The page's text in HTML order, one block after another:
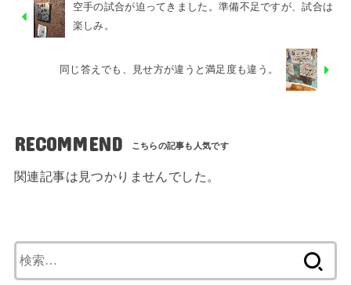
空手の試合が迫ってきました。準備不足ですが、試合は
楽しみ。
同じ答えでも、見せ方が違うと満足度も違う。
RECOMMEND
関連記事は見つかりませんでした。
索: